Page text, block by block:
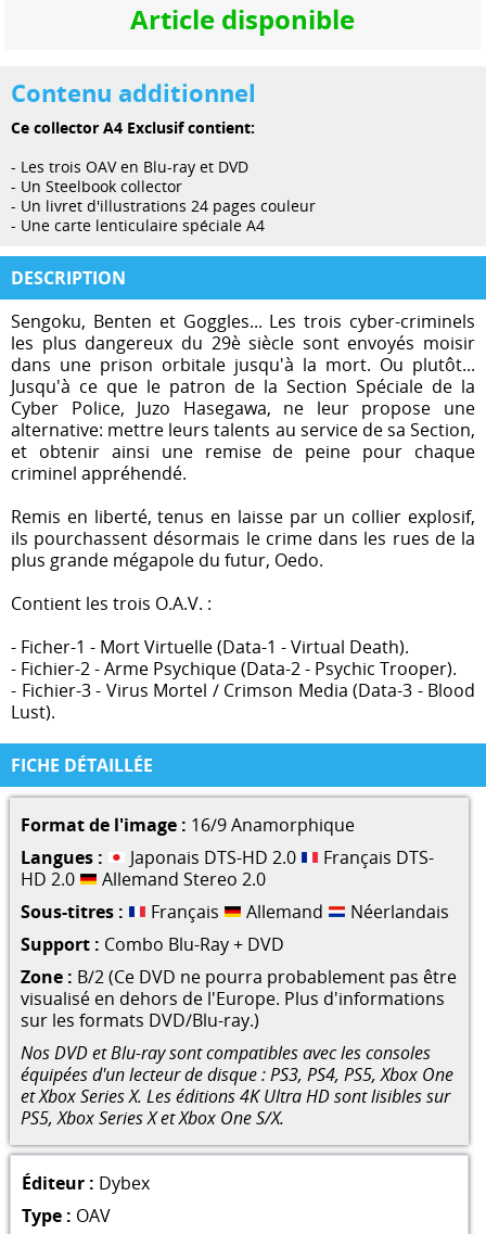
Article disponible
Contenu additionnel
Ce collector A4 Exclusif contient:
- Les trois OAV en Blu-ray et DVD
- Un Steelbook collector
- Un livret d'illustrations 24 pages couleur
- Une carte lenticulaire spéciale A4
DESCRIPTION
Sengoku, Benten et Goggles... Les trois cyber-criminels
les plus dangereux du 29è siècle sont envoyés moisir
dans une prison orbitale jusqu'à la mort. Ou plutôt...
Jusqu'à ce que le patron de la Section Spéciale de la
Cyber Police, Juzo Hasegawa, ne leur propose une
alternative: mettre leurs talents au service de sa Section,
et obtenir ainsi une remise de peine pour chaque
criminel appréhendé.
Remis en liberté, tenus en laisse par un collier explosif,
ils pourchassent désormais le crime dans les rues de la
plus grande mégapole du futur, Oedo.
Contient les trois O.A.V. :
- Ficher-1 - Mort Virtuelle (Data-1 - Virtual Death).
- Fichier-2 - Arme Psychique (Data-2 - Psychic Trooper).
- Fichier-3 - Virus Mortel / Crimson Media (Data-3 - Blood
Lust).
FICHE DÉTAILLÉE
Format de l'image : 16/9 Anamorphique
Langues :
Japonais DTS-HD 2.0
Français DTS-
HD 2.0
Allemand Stereo 2.0
Sous-titres :
Français Allemand
Néerlandais
Support : Combo Blu-Ray + DVD
Zone : B/2 (Ce DVD ne pourra probablement pas être
visualisé en dehors de l'Europe. Plus d'informations
sur les formats DVD/Blu-ray.)
Nos DVD et Blu-ray sont compatibles avec les consoles
équipées d'un lecteur de disque : PS3, PS4, PS5, Xbox One
et Xbox Series X. Les éditions 4K Ultra HD sont lisibles sur
PS5, Xbox Series X et Xbox One S/X.
Éditeur : Dybex
Type : OAV